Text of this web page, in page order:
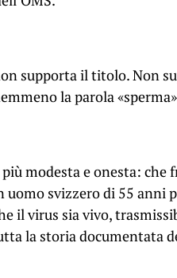
supporta il titolo. Non
la parola
modesta e onesta: che
svizzero di 55 anni
il virus sia vivo,
la storia documentata